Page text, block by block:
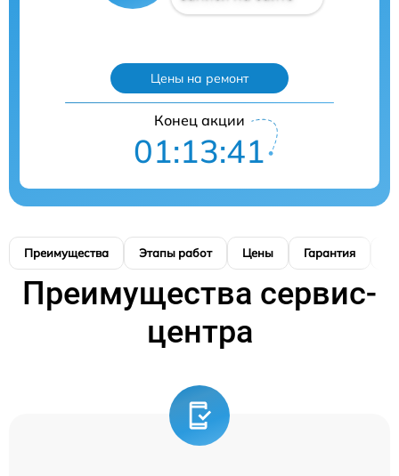
Цены на ремонт
Конец акции
01:13:40
Преимущества Этапы работ Цены Гарантия
Преимущества сервис-
центра